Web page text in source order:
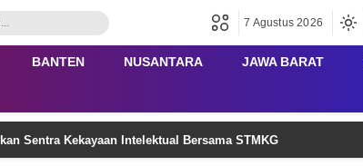
7 Agustus 2026
BANTEN NUSANTARA JAWA BARAT
Sentra Kekayaan Intelektual Bersama STMKG